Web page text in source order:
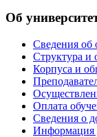
Об
Сведения об
Структура и
Корпуса и
Оплата
Сведения о
Информация